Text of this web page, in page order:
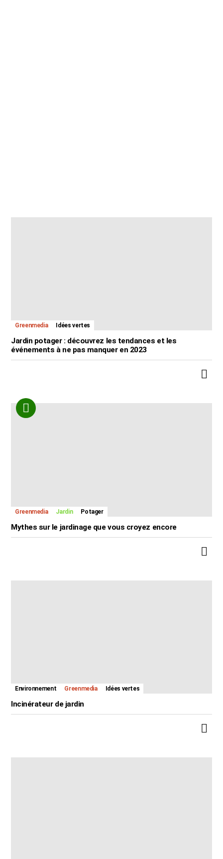
Greenmedia Idées vertes
Jardin potager : découvrez les tendances et les
événements à ne pas manquer en 2023
Greenmedia Jardin Potager
Mythes sur le jardinage que vous croyez encore
Environnement Greenmedia Idées vertes
Incinérateur de jardin